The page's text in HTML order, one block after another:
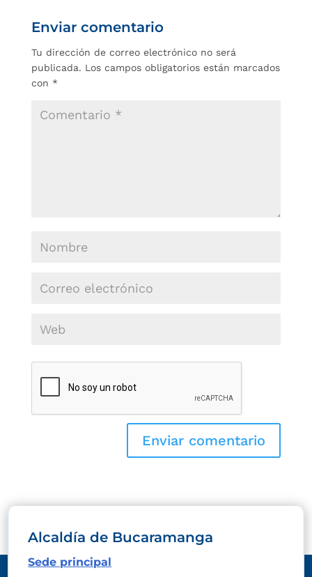
Enviar comentario
Tu dirección de correo electrónico no será
publicada. Los campos obligatorios están marcados
con *
Alcaldía de Bucaramanga
Sede principal